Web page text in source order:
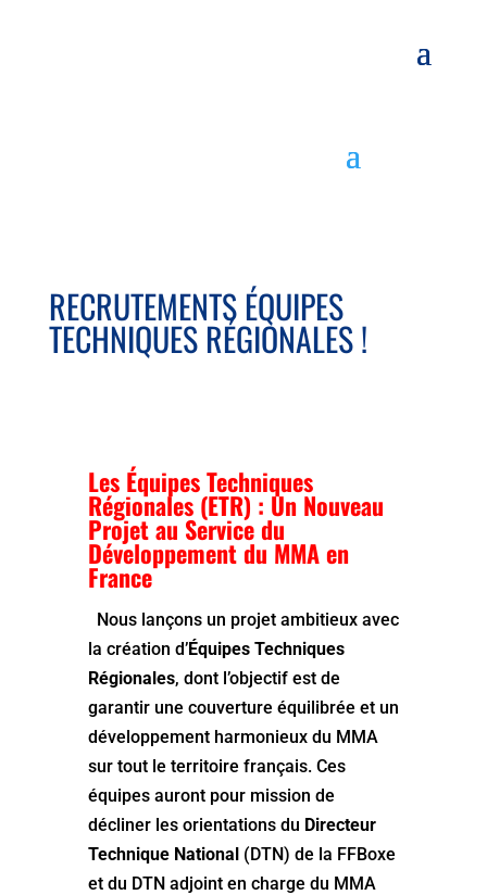
RECRUTEMENTS ÉQUIPES
TECHNIQUES RÉGIONALES !
Les Équipes Techniques
Régionales (ETR) : Un Nouveau
Projet au Service du
Développement du MMA en
France
Nous lançons un projet ambitieux avec
la création d’Équipes Techniques
Régionales, dont l’objectif est de
garantir une couverture équilibrée et un
développement harmonieux du MMA
sur tout le territoire français. Ces
équipes auront pour mission de
décliner les orientations du Directeur
Technique National(DTN) de la FFBoxe
et du DTN adjoint en charge du MMA